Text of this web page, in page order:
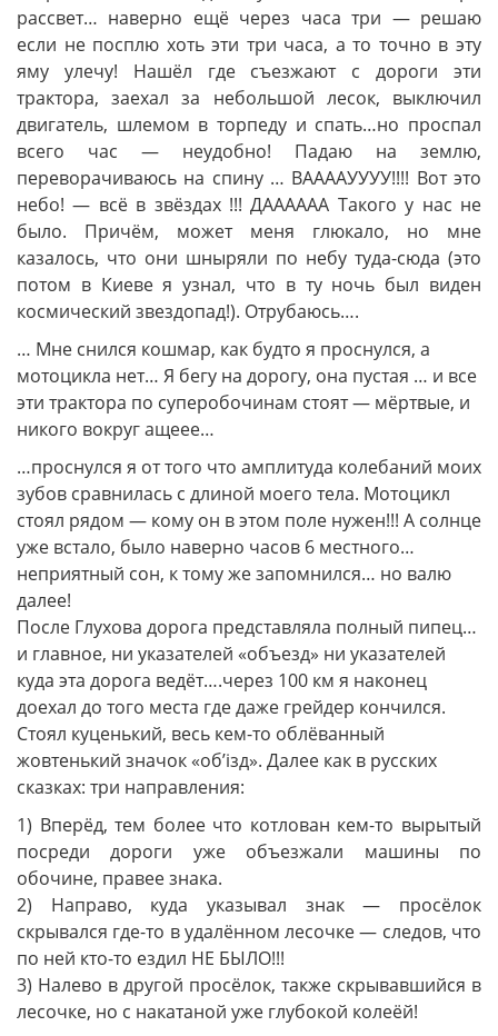
рассвет… наверно ещё через часа три — решаю
если не посплю хоть эти три часа, а то точно в эту
яму улечу! Нашёл где съезжают с дороги эти
трактора, заехал за небольшой лесок, выключил
двигатель, шлемом в торпеду и спать…но проспал
всего час — неудобно! Падаю на землю,
переворачиваюсь на спину … ВААААУУУУ!!!! Вот это
небо! — всё в звёздах !!! ДАААААА Такого у нас не
было. Причём, может меня глюкало, но мне
казалось, что они шныряли по небу туда-сюда (это
потом в Киеве я узнал, что в ту ночь был виден
космический звездопад!). Отрубаюсь….
… Мне снился кошмар, как будто я проснулся, а
мотоцикла нет… Я бегу на дорогу, она пустая … и все
эти трактора по суперобочинам стоят — мёртвые, и
никого вокруг ащеее…
…проснулся я от того что амплитуда колебаний моих
зубов сравнилась с длиной моего тела. Мотоцикл
стоял рядом — кому он в этом поле нужен!!! А солнце
уже встало, было наверно часов 6 местного…
неприятный сон, к тому же запомнился… но валю
далее!
После Глухова дорога представляла полный пипец…
и главное, ни указателей «объезд» ни указателей
куда эта дорога ведёт….через 100 км я наконец
доехал до того места где даже грейдер кончился.
Стоял куценький, весь кем-то облёванный
жовтенький значок «об’iзд». Далее как в русских
сказках: три направления:
1) Вперёд, тем более что котлован кем-то вырытый
посреди дороги уже объезжали машины по
обочине, правее знака.
2) Направо, куда указывал знак — просёлок
скрывался где-то в удалённом лесочке — следов, что
по ней кто-то ездил НЕ БЫЛО!!!
3) Налево в другой просёлок, также скрывавшийся в
лесочке, но с накатаной уже глубокой колеёй!